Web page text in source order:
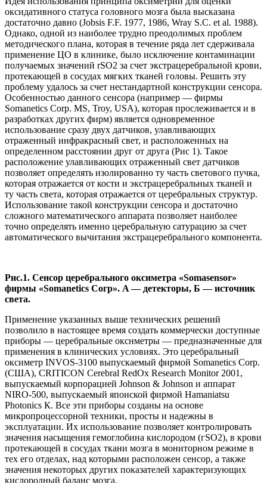
оксидативного статуса головного мозга была высказана
достаточно давно (Jobsis F.F. 1977, 1986, Wray S.C. et al. 1988).
Однако, одной из наиболее трудно преодолимых проблем
методического плана, которая в течение ряда лет сдерживала
применение ЦО в клинике, было исключение контаминации
получаемых значений rSO2 за счет экстрацеребральной крови,
протекающей в сосудах мягких тканей головы. Решить эту
проблему удалось за счет нестандартной конструкции сенсора.
Особенностью данного сенсора (например — фирмы
Somanetics Corp. MS, Troy, USA), которая прослеживается и в
разработках других фирм) является одновременное
использование сразу двух датчиков, улавливающих
отраженный инфракрасный свет, и расположенных на
определенном расстоянии друг от друга (Рис 1). Такое
расположение улавливающих отраженный свет датчиков
позволяет определять изолированно ту часть светового пучка,
которая отражается от кости и экстрацеребральных тканей и
ту часть света, которая отражается от церебральных структур.
Использование такой конструкции сенсора и достаточно
сложного математического аппарата позволяет наиболее
точно определять именно церебральную сатурацию за счет
автоматического вычитания экстрацеребрального компонента.
Рис.1. Сенсор церебрального оксиметра «Somasensor»
фирмы «Somanetics Согр». A — детекторы, Б — источник
света.
Применение указанных выше технических решений
позволило в настоящее время создать коммерчески доступные
приборы — церебральные окснметры — предназначенные для
применения в клинических условиях. Это церебральный
оксиметр INVOS-3100 выпускаемый фирмой Somanetics Corp.
(США), CRITICON Cerebral RedOx Research Monitor 2001,
выпускаемый корпорацией Johnson & Johnson и аппарат
NIRO-500, выпускаемый японской фирмой Hamaniatsu
Photonics К. Все эти приборы созданы на основе
микропроцессорной техники, просты и надежны в
эксплуатации. Их использование позволяет контролировать
значения насыщения гемоглобина кислородом (гSО2), в крови
протекающей в сосудах ткани мозга в мониторном режиме в
тех его отделах, над которыми расположен сенсор, а также
значения некоторых других показателей характеризующих
кислородный баланс мозга.